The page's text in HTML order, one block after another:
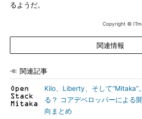
るようだ。
Copyright ©
関連情報
関連記事
Kilo、Liberty、そして
る？ コアデベロッパーによる
向まとめ